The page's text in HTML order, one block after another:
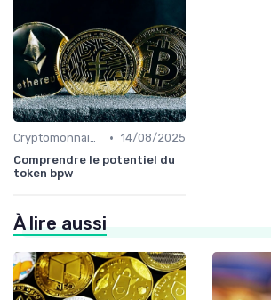
Cryptomonnaies populaires • 14/08/2025
Comprendre le potentiel du
token bpw
À lire aussi